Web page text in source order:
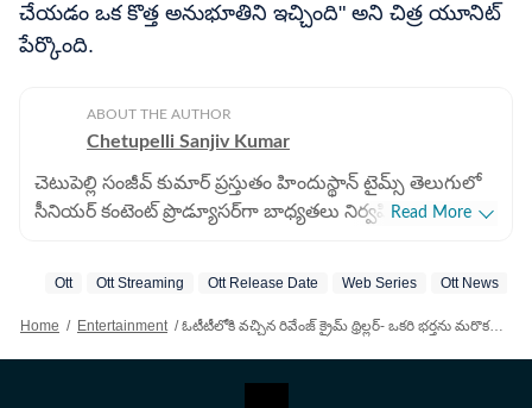
చేయడం ఒక కొత్త అనుభూతిని ఇచ్చింది" అని చిత్ర యూనిట్
పేర్కొంది.
ABOUT THE AUTHOR
Chetupelli Sanjiv Kumar
చెటుపెల్లి సంజీవ్ కుమార్ ప్రస్తుతం హిందుస్థాన్ టైమ్స్ తెలుగులో
సీనియర్ కంటెంట్ ప్రొడ్యూసర్‌గా బాధ్యతలు నిర్వహిస్తున్నారు.
ఆయనది ప్రత్యేక శైలి. సమాచారాన్ని పాఠకులకు ప్రభావవంతంగా
మీడియా వేగంగా మారుతున్న తరుణంలో, పాఠకుల
Read More
Ott Ott Streaming Ott Release Date Web Series Ott News
Home / Entertainment / ఓటీటీలోకి వచ్చిన రివేంజ్ క్రైమ్ థ్రిల్లర్- ఒకరి భర్తను మరొకరు చంపేలా భార్యల డీల్- ట్విస్టులు అదుర్స్- ఇక్కడ చూడండి!